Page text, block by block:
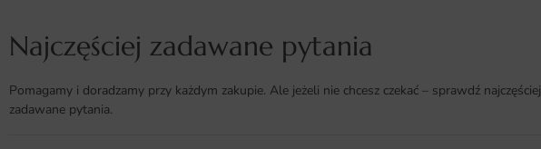
Najczęściej zadawane pytania
Pomagamy i doradzamy przy każdym zakupie. Ale jeżeli nie chcesz czekać – sprawdź najczęściej
zadawane pytania.